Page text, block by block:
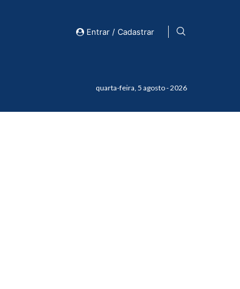
Entrar / Cadastrar
quarta-feira, 5 agosto - 2026